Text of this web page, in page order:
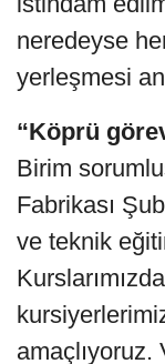
neredeyse
yerleşmesi
“Köprü
Birim
Fabrikası
ve teknik
amaçlıyoruz.